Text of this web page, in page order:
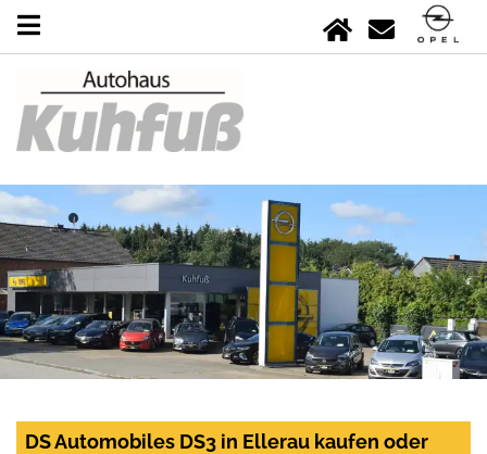
DS Automobiles DS3 in Ellerau kaufen oder